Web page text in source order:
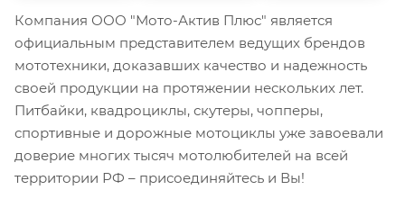
Компания ООО "Мото-Актив Плюс" является
официальным представителем ведущих брендов
мототехники, доказавших качество и надежность
своей продукции на протяжении нескольких лет.
Питбайки, квадроциклы, скутеры, чопперы,
спортивные и дорожные мотоциклы уже завоевали
доверие многих тысяч мотолюбителей на всей
территории РФ – присоединяйтесь и Вы!